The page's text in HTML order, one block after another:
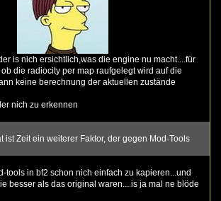
is nich ersichtlich,was die engine nu macht....für
die radiocity per map raufgelegt wird auf die
keine berechnung der aktuellen zustände
nich zu erkennen
ist Zeit ein weiterer Faktor, der gegen Mod-Tools
tools in bf2 schon nich einfach zu kapieren...und
besser als das original waren....is ja mal ne blöde